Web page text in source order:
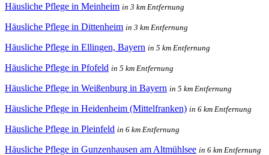
Häusliche Pflege in Meinheim in 3 km Entfernung
Häusliche Pflege in Dittenheim in 3 km Entfernung
Häusliche Pflege in Ellingen, Bayern in 5 km Entfernung
Häusliche Pflege in Pfofeld in 5 km Entfernung
Häusliche Pflege in Weißenburg in Bayern in 5 km Entfernung
Häusliche Pflege in Heidenheim (Mittelfranken) in 6 km Entfernung
Häusliche Pflege in Pleinfeld in 6 km Entfernung
Häusliche Pflege in Gunzenhausen am Altmühlsee in 6 km Entfernung